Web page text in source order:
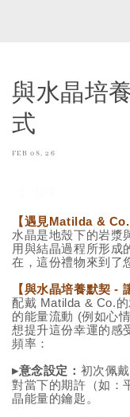
與水晶培
式
FEB 08, 26
【遇見Matilda &
水晶是地殼下的岩漿
用與結晶過程所形成
在，這份禮物來到了
【與水晶培養默契 -
配戴 Matilda & Co.
的能量流動 (例如心
想提升這份幸運的感
頻率：
▸意念設定： 初次佩
對當下的期許（如：
晶能量的鑰匙。